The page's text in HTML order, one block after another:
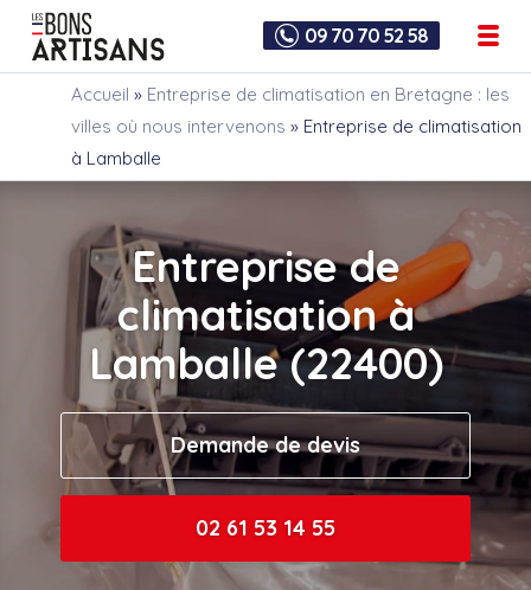
09 70 70 52 58
Accueil » Entreprise de climatisation en Bretagne : les
villes où nous intervenons » Entreprise de climatisation
à Lamballe
Entreprise de
climatisation à
Lamballe (22400)
Demande de devis
02 61 53 14 55